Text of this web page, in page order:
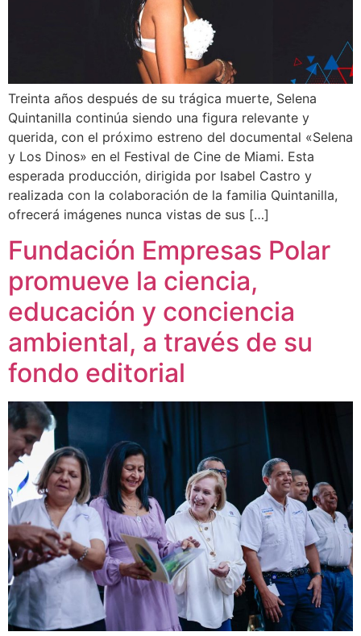
Treinta años después de su trágica muerte, Selena
Quintanilla continúa siendo una figura relevante y
querida, con el próximo estreno del documental «Selena
y Los Dinos» en el Festival de Cine de Miami. Esta
esperada producción, dirigida por Isabel Castro y
realizada con la colaboración de la familia Quintanilla,
ofrecerá imágenes nunca vistas de sus […]
Fundación Empresas Polar
promueve la ciencia,
educación y conciencia
ambiental, a través de su
fondo editorial